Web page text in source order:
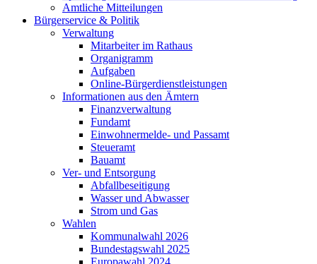
Amtliche Mitteilungen
Bürgerservice & Politik
Verwaltung
Mitarbeiter im Rathaus
Organigramm
Aufgaben
Online-Bürgerdienstleistungen
Informationen aus den Ämtern
Finanzverwaltung
Fundamt
Einwohnermelde- und Passamt
Steueramt
Bauamt
Ver- und Entsorgung
Abfallbeseitigung
Wasser und Abwasser
Strom und Gas
Wahlen
Kommunalwahl 2026
Bundestagswahl 2025
Europawahl 2024